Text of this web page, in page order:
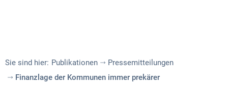
Sie sind hier: Publikationen
Pressemitteilungen
Finanzlage der Kommunen immer prekärer